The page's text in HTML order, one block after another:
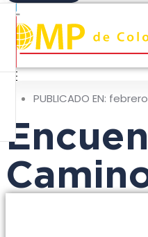
PUBLICADO EN: febrero